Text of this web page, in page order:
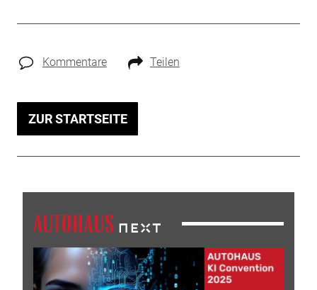
Kommentare Teilen
ZUR STARTSEITE